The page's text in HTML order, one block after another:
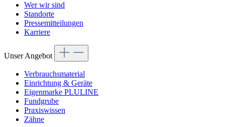
Wer wir sind
Standorte
Pressemitteilungen
Karriere
Unser Angebot
Verbrauchsmaterial
Einrichtung & Geräte
Eigenmarke PLULINE
Fundgrube
Praxiswissen
Zähne